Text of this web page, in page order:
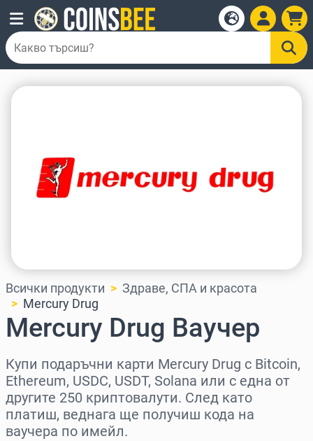
Всички продукти
Здраве, СПА и красота
Mercury Drug
Mercury Drug Ваучер
Купи подаръчни карти Mercury Drug с Bitcoin,
Ethereum, USDC, USDT, Solana или с една от
другите 250 криптовалути. След като
платиш, веднага ще получиш кода на
ваучера по имейл.